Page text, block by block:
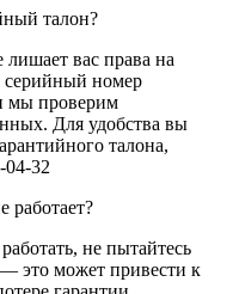
талон?
лишает вас права на
серийный номер
мы проверим
Для удобства вы
талона,
04-32
работает?
не пытайтесь
— это может привести к